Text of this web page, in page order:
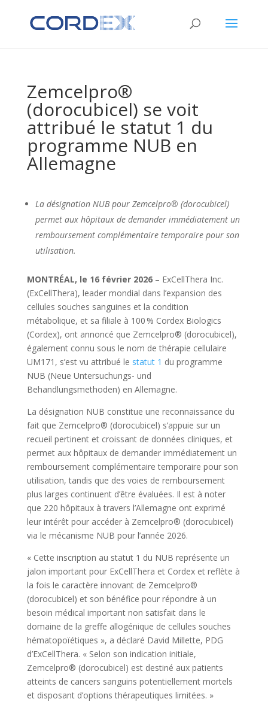
Zemcelpro®
(dorocubicel) se voit
attribué le statut 1 du
programme NUB en
Allemagne
La désignation NUB pour Zemcelpro® (dorocubicel)
permet aux hôpitaux de demander immédiatement un
remboursement complémentaire temporaire pour son
utilisation.
MONTRÉAL, le 16 février 2026– ExCellThera Inc.
(ExCellThera), leader mondial dans l’expansion des
cellules souches sanguines et la condition
métabolique, et sa filiale à 100 % Cordex Biologics
(Cordex), ont annoncé que Zemcelpro® (dorocubicel),
également connu sous le nom de thérapie cellulaire
UM171, s’est vu attribué le statut 1 du programme
NUB (Neue Untersuchungs- und
Behandlungsmethoden) en Allemagne.
La désignation NUB constitue une reconnaissance du
fait que Zemcelpro® (dorocubicel) s’appuie sur un
recueil pertinent et croissant de données cliniques, et
permet aux hôpitaux de demander immédiatement un
remboursement complémentaire temporaire pour son
utilisation, tandis que des voies de remboursement
plus larges continuent d’être évaluées. Il est à noter
que 220 hôpitaux à travers l’Allemagne ont exprimé
leur intérêt pour accéder à Zemcelpro® (dorocubicel)
via le mécanisme NUB pour l’année 2026.
« Cette inscription au statut 1 du NUB représente un
jalon important pour ExCellThera et Cordex et reflète à
la fois le caractère innovant de Zemcelpro®
(dorocubicel) et son bénéfice pour répondre à un
besoin médical important non satisfait dans le
domaine de la greffe allogénique de cellules souches
hématopoïétiques », a déclaré David Millette, PDG
d’ExCellThera. « Selon son indication initiale,
Zemcelpro® (dorocubicel) est destiné aux patients
atteints de cancers sanguins potentiellement mortels
et disposant d’options thérapeutiques limitées. »